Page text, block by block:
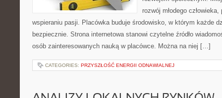
rozwój młodego
wspieraniu pasji. Placówka buduje środowisko, w którym każde
bezpiecznie. Strona internetowa stanowi czytelne źródło
osób zainteresowanych nauką w placówce. Można na niej […]
CATEGORIES: PRZYSZŁOŚĆ ENERGII ODNAWIALNEJ